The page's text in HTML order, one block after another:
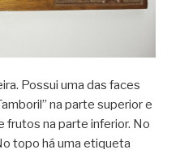
Possui uma das faces
na parte superior e
frutos na parte inferior. No
topo há uma etiqueta